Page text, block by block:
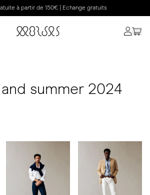
à partir de 150€ | Echange gratuits
summer 2024